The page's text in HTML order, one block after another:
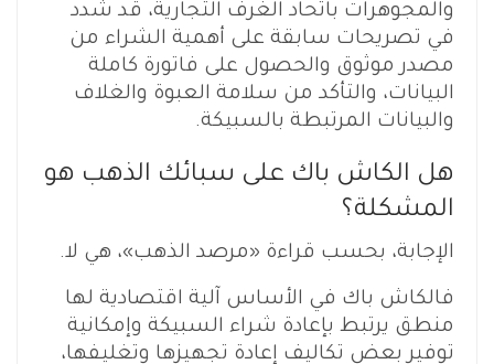
والمجوهرات باتحاد الغرف التجارية، قد شدد
في تصريحات سابقة على أهمية الشراء من
مصدر موثوق والحصول على فاتورة كاملة
البيانات، والتأكد من سلامة العبوة والغلاف
والبيانات المرتبطة بالسبيكة.
هل الكاش باك على سبائك الذهب هو
المشكلة؟
الإجابة، بحسب قراءة «مرصد الذهب»، هي لا.
فالكاش باك في الأساس آلية اقتصادية لها
منطق يرتبط بإعادة شراء السبيكة وإمكانية
توفير بعض تكاليف إعادة تجهيزها وتغليفها،